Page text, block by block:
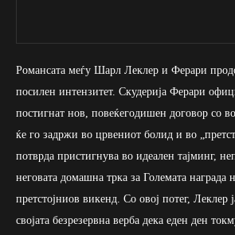
Романсата меѓу Шарл Леклер и Ферари
посилен интензитет. Скудерија Ферари
постигнат нов, повеќегодишен договор со
ќе го задржи во црвениот болид и во
потврда пристигнува во идеален тајминг,
неговата домашна трка за Големата награда
претстојниов викенд. Со овој потег, Леклер
својата безрезервна верба дека еден ден